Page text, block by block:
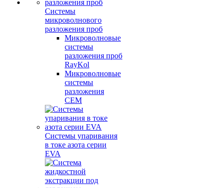
Системы
микроволнового
разложения проб
Микроволновые
системы
разложения проб
RayKol
Микроволновые
системы
разложения
CEM
Системы упаривания
в токе азота серии
EVA